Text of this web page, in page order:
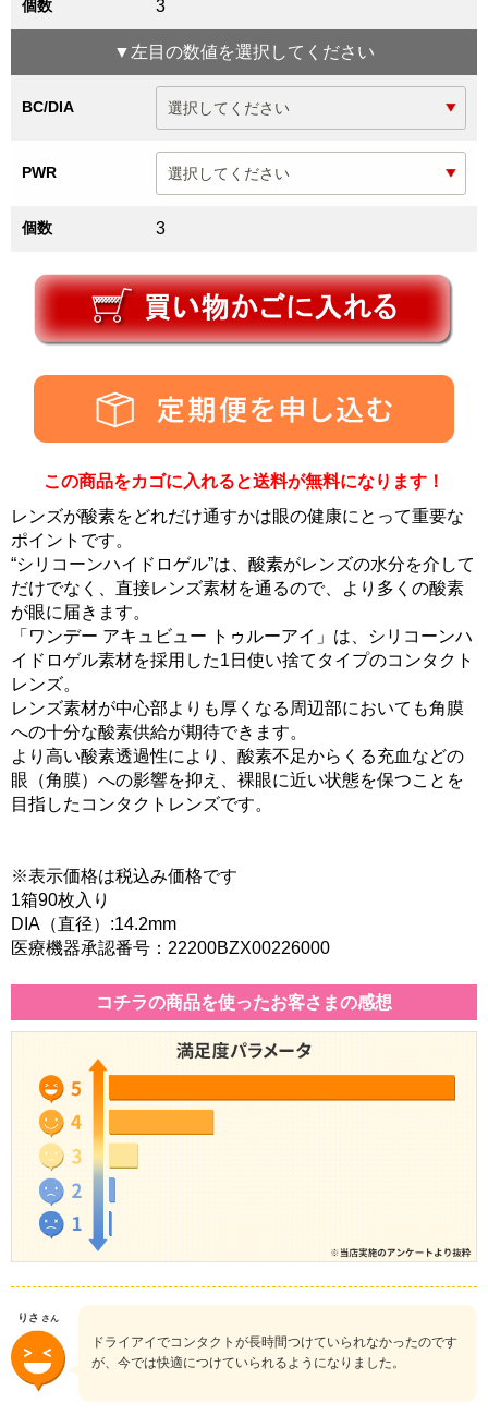
個数 3
▼ 左目 の数値を選択してください
BC/DIA
PWR
個数 3
この商品をカゴに入れると送料が無料になります！
レンズが酸素をどれだけ通すかは眼の健康にとって重要な
ポイントです。
“シリコーンハイドロゲル”は、酸素がレンズの水分を介して
だけでなく、直接レンズ素材を通るので、より多くの酸素
が眼に届きます。
「ワンデー アキュビュー トゥルーアイ」は、シリコーンハ
イドロゲル素材を採用した1日使い捨てタイプのコンタクト
レンズ。
レンズ素材が中心部よりも厚くなる周辺部においても角膜
への十分な酸素供給が期待できます。
より高い酸素透過性により、酸素不足からくる充血などの
眼（角膜）への影響を抑え、裸眼に近い状態を保つことを
目指したコンタクトレンズです。
※表示価格は税込み価格です
1箱90枚入り
DIA（直径）:14.2mm
医療機器承認番号：22200BZX00226000
コチラの商品を使ったお客さまの感想
りさ さん
ドライアイでコンタクトが長時間つけていられなかったのです
が、今では快適につけていられるようになりました。